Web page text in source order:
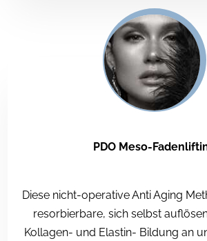
PDO Meso-
Diese nicht-operative Anti Aging
resorbierbare, sich selbst
Kollagen- und Elastin- Bildung an